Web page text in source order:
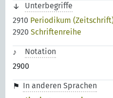
Unterbegriffe
2910 Periodikum
2920Schriftenreihe
Notation
2900
In anderen Sprachen